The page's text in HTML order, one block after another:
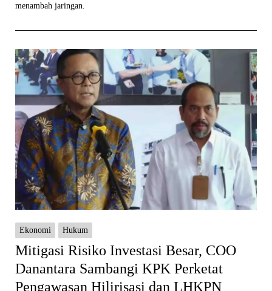
menambah jaringan.
Ekonomi Hukum
Mitigasi Risiko Investasi Besar, COO
Danantara Sambangi KPK Perketat
Pengawasan Hilirisasi dan LHKPN